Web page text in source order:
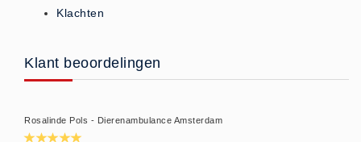
Contact
Klachten
Privacy
Retourneren
Klachten
Klant beoordelingen
Rosalinde Pols - Dierenambulance Amsterdam